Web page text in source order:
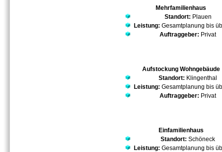
Mehrfamilienhaus
Standort: Plauen
Leistung: Gesamtplanung bis
Auftraggeber: Privat
Aufstockung Wohngebäude
Standort: Klingenthal
Leistung: Gesamtplanung bis
Auftraggeber: Privat
Einfamilienhaus
Standort: Schöneck
Leistung: Gesamtplanung bis